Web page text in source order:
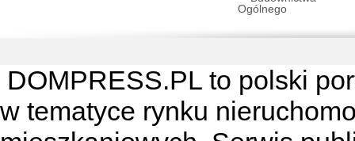
DOMPRESS.PL to polski
w tematyce rynku